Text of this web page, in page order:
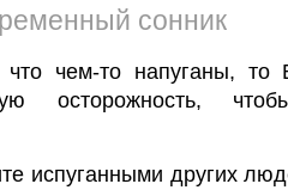
сонник
чем-то напуганы, то
осторожность,
испуганными других